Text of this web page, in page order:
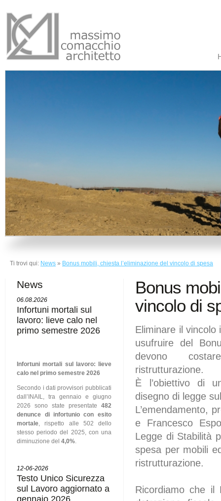
Ti trovi qui: News » Bonus mobili, chiesta l’eliminazione del vincolo di spesa
News
06.08.2026
Infortuni mortali sul
lavoro: lieve calo nel
primo semestre 2026
Infortuni mortali sul lavoro: lieve
calo nel primo semestre 2026
Secondo i dati provvisori pubblicati
dall’INAIL, tra gennaio e giugno
2026 sono state presentate 482
denunce di infortunio con esito
mortale, rispetto alle 502 dello
stesso periodo del 2025, con una
diminuzione del4,0%.
12-06-2026
Testo Unico Sicurezza
sul Lavoro aggiornato a
Bonus
vincolo di
Eliminare il vincolo
usufruire del
devono
ristrutturazione.
È l’obiettivo di
disegno di legge
L’emendamento,
e Francesco
Legge di Stabilità
spesa per mobili
ristrutturazione.
Ricordiamo che il